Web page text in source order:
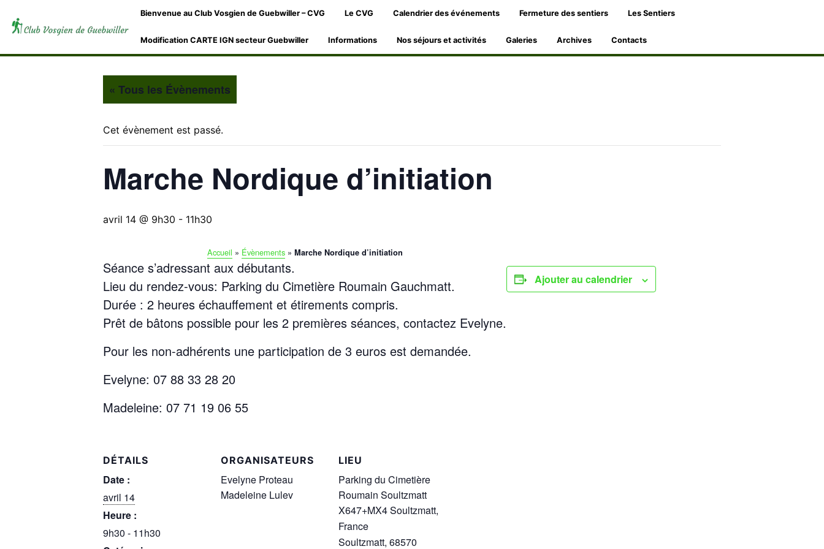
Bienvenue au Club Vosgien de Guebwiller – CVG Le CVG Calendrier des événements Fermeture des sentiers Les Sentiers
Modification CARTE IGN secteur Guebwiller Informations Nos séjours et activités Galeries Archives Contacts
« Tous les Évènements
Cet évènement est passé.
Marche Nordique d’initiation
avril 14 @ 9h30 - 11h30
Accueil » Évènements» Marche Nordique d’initiation
Séance s’adressant aux débutants.
Lieu du rendez-vous: Parking du Cimetière Roumain Gauchmatt.
Durée : 2 heures échauffement et étirements compris.
Prêt de bâtons possible pour les 2 premières séances, contactez Evelyne.
Pour les non-adhérents une participation de 3 euros est demandée.
Evelyne: 07 88 33 28 20
Madeleine: 07 71 19 06 55
Ajouter au calendrier
DÉTAILS
Date :
avril 14
Heure :
9h30 - 11h30
ORGANISATEURS
Evelyne Proteau
Madeleine Lulev
LIEU
Parking du Cimetière
Roumain Soultzmatt
X647+MX4 Soultzmatt,
France
Soultzmatt, 68570